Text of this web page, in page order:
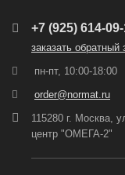
+7 (925) 614-
заказать обратный
пн-пт, 10:00-18:00
order@normat.ru
115280 г. Москва,
центр "ОМЕГА-2"